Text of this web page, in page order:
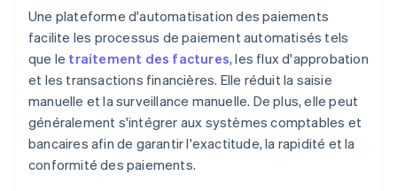
Une plateforme d'automatisation des paiements
facilite les processus de paiement automatisés tels
que le traitement des factures, les flux d'approbation
et les transactions financières. Elle réduit la saisie
manuelle et la surveillance manuelle. De plus, elle peut
généralement s'intégrer aux systèmes comptables et
bancaires afin de garantir l'exactitude, la rapidité et la
conformité des paiements.